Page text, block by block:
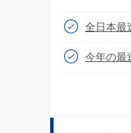
全日本最
今年の最